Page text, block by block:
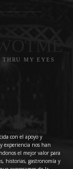
THRU MY EYES
con el apoyo y
experiencia nos han
el mejor valor para
historias, gastronomía y